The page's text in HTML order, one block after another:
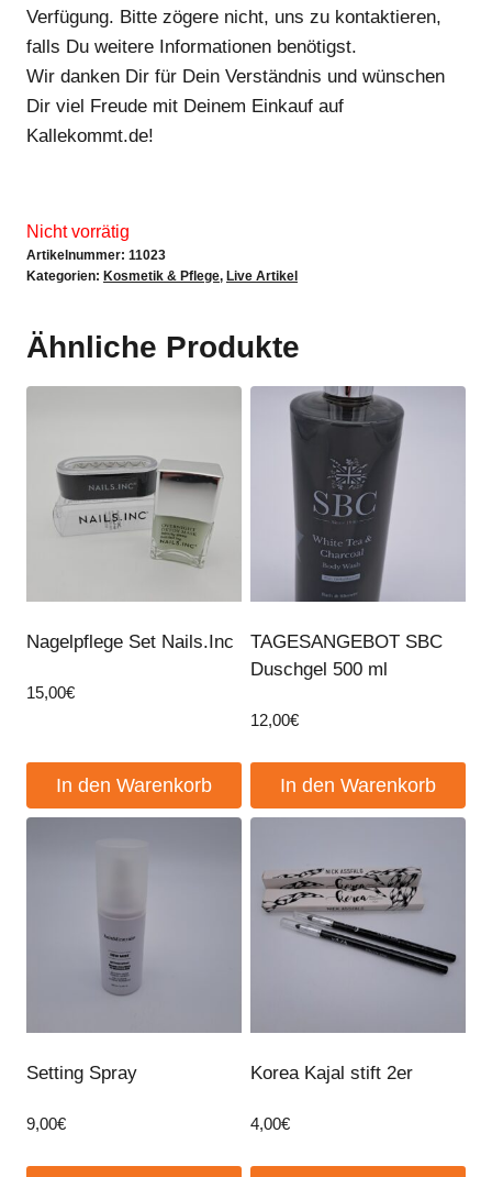
Verfügung. Bitte zögere nicht, uns zu kontaktieren,
falls Du weitere Informationen benötigst.
Wir danken Dir für Dein Verständnis und wünschen
Dir viel Freude mit Deinem Einkauf auf
Kallekommt.de!
Nicht vorrätig
Artikelnummer: 11023
Kategorien: Kosmetik & Pflege, Live Artikel
Ähnliche Produkte
Nagelpflege Set Nails.Inc
15,00€
In den Warenkorb
TAGESANGEBOT SBC
Duschgel 500 ml
12,00€
In den Warenkorb
Setting Spray
9,00€
Korea Kajal stift 2er
4,00€